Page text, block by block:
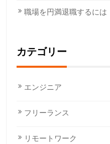
職場を円満退職するには
カテゴリー
エンジニア
フリーランス
リモートワーク